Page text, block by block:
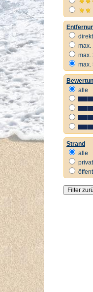
max.
max.
max.
alle
Strand
alle